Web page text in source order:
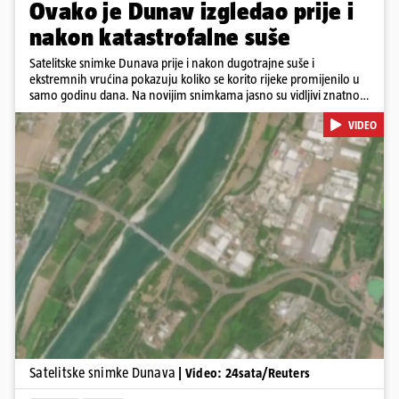
Ovako je Dunav izgledao prije i
nakon katastrofalne suše
Satelitske snimke Dunava prije i nakon dugotrajne suše i
ekstremnih vrućina pokazuju koliko se korito rijeke promijenilo u
samo godinu dana. Na novijim snimkama jasno su vidljivi znatno
veći pješčani sprudovi i sužene vodene površine, što svjedoči o
povijesno niskim vodostajima. Promjene su zabilježene duž cijelog
toka, od Njemačke i Austrije, preko Slovačke, Hrvatske i Srbije, do
Rumunjske i Bugarske. Snimke je tijekom ljeta 2025. i 2026.
zabilježio satelit Sentinel-2 u sklopu programa Europske unije
Copernicus.
Pokretanje videa...
VIDEO
Satelitske snimke Dunava | Video: 24sata/Reuters